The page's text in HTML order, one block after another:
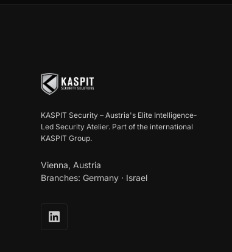
KASPIT Security – Austria's Elite Intelligence-
Led Security Atelier. Part of the international
KASPIT Group.
Vienna, Austria
Branches: Germany · Israel